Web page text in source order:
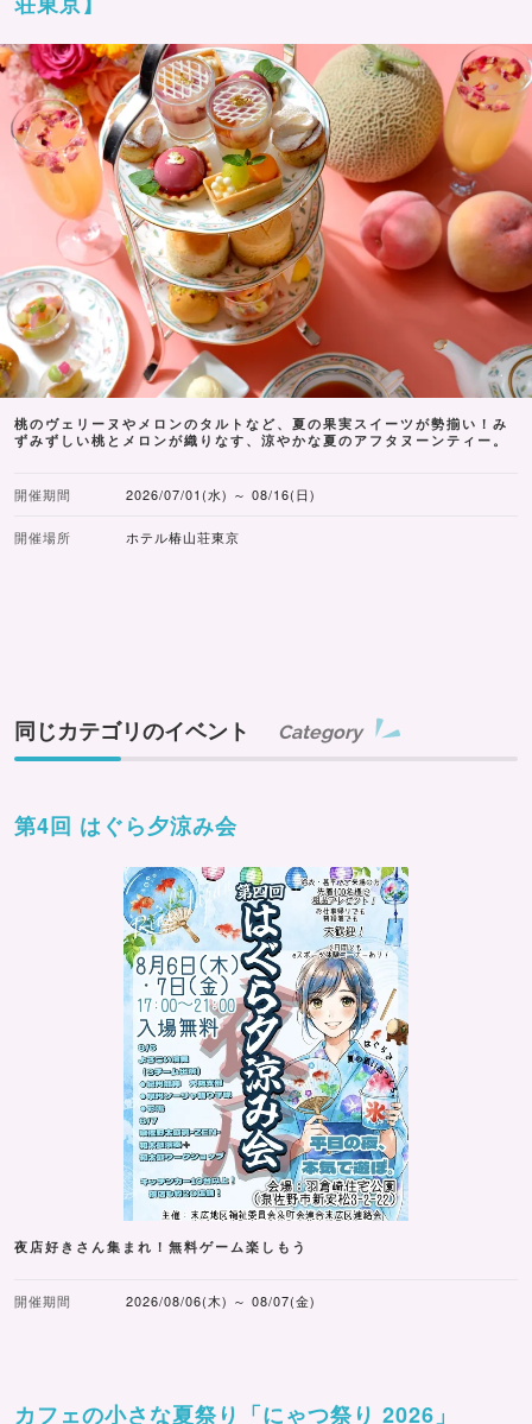
桃のヴェリーヌやメロンのタルトなど、夏の果実スイーツが勢揃い！み
ずみずしい桃とメロンが織りなす、涼やかな夏のアフタヌーンティー。
開催期間 2026/07/01(水) ～ 08/16(日)
開催場所 ホテル椿山荘東京
同じカテゴリのイベント Category
第4回 はぐら夕涼み会
夜店好きさん集まれ！無料ゲーム楽しもう
開催期間 2026/08/06(木) ～ 08/07(金)
カフェの小さな夏祭り「にゃつ祭り 2026」